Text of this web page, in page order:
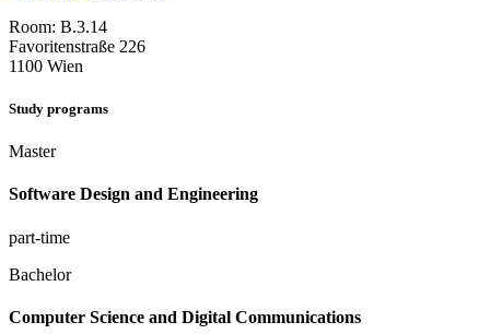
Room: B.3.14
Favoritenstraße 226
1100 Wien
Study programs
Master
Software Design and Engineering
part-time
Bachelor
Computer Science and Digital Communications